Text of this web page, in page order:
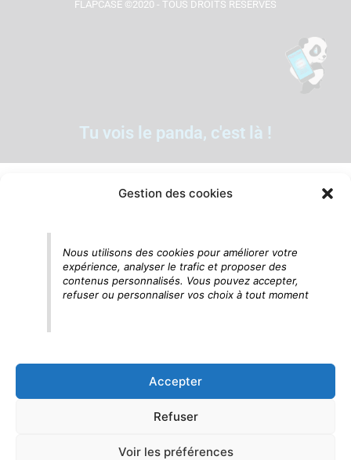
Gestion des cookies
Nous utilisons des cookies pour améliorer votre
expérience, analyser le trafic et proposer des
contenus personnalisés. Vous pouvez accepter,
refuser ou personnaliser vos choix à tout moment
Accepter
Refuser
Voir les préférences
FLAPCASE ©2020 - TOUS DROITS RÉSERVÉS
Tu vois le panda, c'est là !